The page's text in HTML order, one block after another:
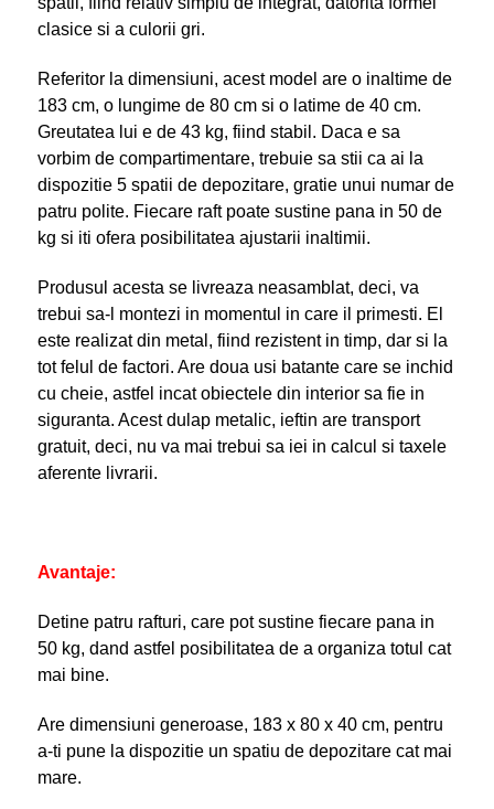
clasice si a culorii gri.
Referitor la dimensiuni, acest model are o inaltime de
183 cm, o lungime de 80 cm si o latime de 40 cm.
Greutatea lui e de 43 kg, fiind stabil. Daca e sa
vorbim de compartimentare, trebuie sa stii ca ai la
dispozitie 5 spatii de depozitare, gratie unui numar de
patru polite. Fiecare raft poate sustine pana in 50 de
kg si iti ofera posibilitatea ajustarii inaltimii.
Produsul acesta se livreaza neasamblat, deci, va
trebui sa-l montezi in momentul in care il primesti. El
este realizat din metal, fiind rezistent in timp, dar si la
tot felul de factori. Are doua usi batante care se inchid
cu cheie, astfel incat obiectele din interior sa fie in
siguranta. Acest dulap metalic, ieftin are transport
gratuit, deci, nu va mai trebui sa iei in calcul si taxele
aferente livrarii.
Avantaje:
Detine patru rafturi, care pot sustine fiecare pana in
50 kg, dand astfel posibilitatea de a organiza totul cat
mai bine.
Are dimensiuni generoase, 183 x 80 x 40 cm, pentru
a-ti pune la dispozitie un spatiu de depozitare cat mai
mare.